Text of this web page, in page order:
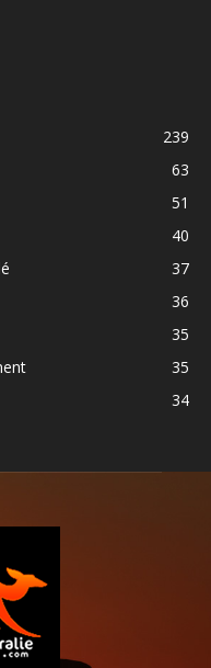
239
63
51
40
37
36
35
35
34